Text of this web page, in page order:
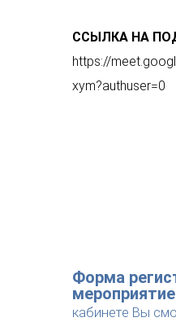
ССЫЛКА НА
https://
xym?authuser=0
Форма
мероприятие
кабинете Вы